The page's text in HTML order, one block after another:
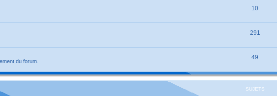
10
291
du forum.
49
SUJETS